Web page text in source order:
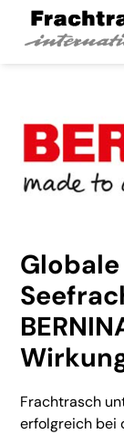
Globale
Frachtrasch
erfolgreich bei